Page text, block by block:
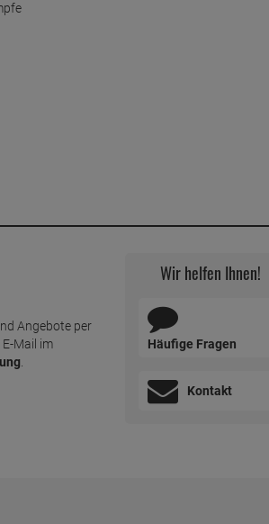
Angebote per
Mail im
.
Wir helfen Ihnen!
Häufige Fragen
Kontakt